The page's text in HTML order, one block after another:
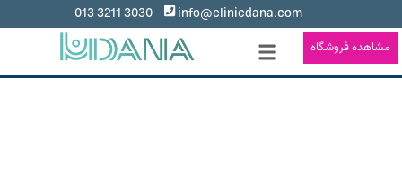
info@clinicdana.com
3030 3211 013
مشاهده فروشگاه